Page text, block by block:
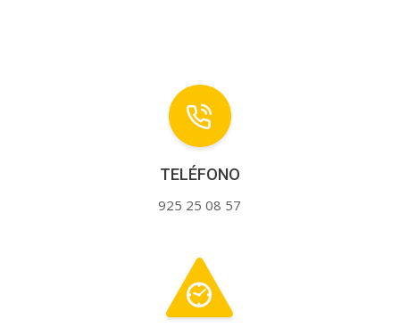
TELÉFONO
925 25 08 57